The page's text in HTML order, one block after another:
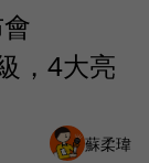
，4大亮
蘇柔瑋